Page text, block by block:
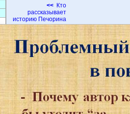
<< Кто
рассказывает
историю Печорина